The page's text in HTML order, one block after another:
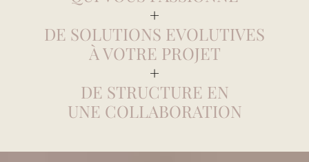
+
DE SOLUTIONS EVOLUTIVES
À VOTRE PROJET
+
DE STRUCTURE EN
UNE COLLABORATION